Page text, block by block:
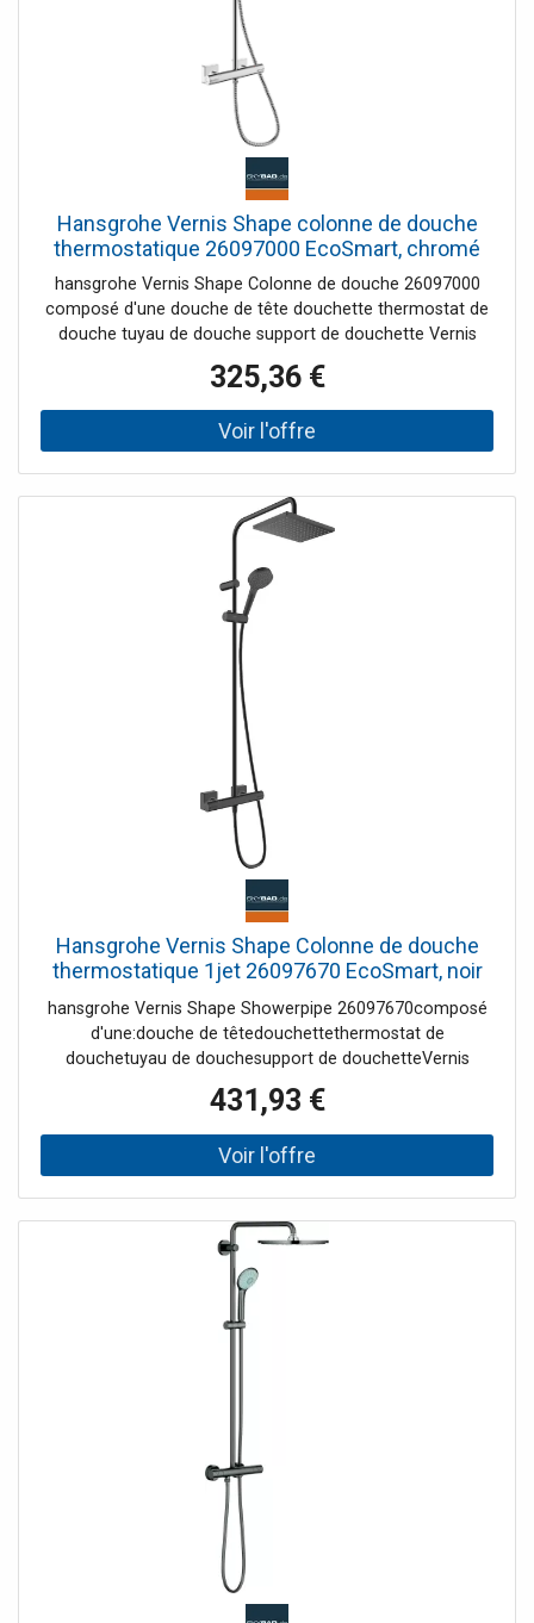
du raccord) à des pressions supérieures à 16 bar.
Régulation du volume d'eau avec vanne 2 voies et bouton
économie ECO etrondelles d'étanchéité en céramique
Projection totale : 492 mm Hauteur totale : 1.330 mm
Hansgrohe Vernis Shape colonne de douche
thermostatique 26097000 EcoSmart, chromé
hansgrohe Vernis Shape Colonne de douche 26097000
composé d'une douche de tête douchette thermostat de
douche tuyau de douche support de douchette Vernis
230 x 170 mm Type de jet de la douche de tête Rain
Rotule : douche de tête réglable en Winkel Type de jet
Douchette pluie Pluie intense Support de douchette
douche de tête 426 mm débit maxi à 3 bar 8,7l/min
Pression d'écoulement minimale 1 bar pression de service
Verrouillage de sécurité à 40°C limiteur d'eau chaude
réglable utilisation simultanée des 2 consommateurs
installation en surface Taille de raccordement DN 15
Filetage de raccordement G 1/2 Pas 150 +/-12 mm Quick
Clean Des performances XXL
325,36 €
Hansgrohe Vernis Shape Colonne de douche
thermostatique 1jet 26097670 EcoSmart, noir
mat
hansgrohe Vernis Shape Showerpipe 26097670composé
d'une:douche de têtedouchettethermostat de
douchetuyau de douchesupport de douchetteVernis
Shape 230 1jetPommeau de douche taille douche de tête
230 x 170 mmType de jet de la douche de tête RainRotule
: douche de tête réglable en WinkelType de jet Douchette
pluiePluie intenseSupport de douchette réglable en
mmdébit maxi à 3 bar 8,7L/minVernis
thermostatiqueVerrouillage de sécurité à 40°Climiteur
d'eau chaude réglableutilisation simultanée des
consommateurs 801installation en surfaceTaille de
raccordement DN 15Filetage de raccordement G 1/2Pas
431,93 €